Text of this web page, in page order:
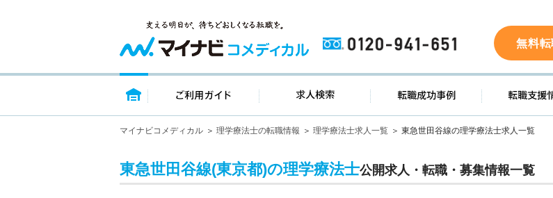
0120-941-651 無料
トップページ ご利用ガイド 求人検索 転職成功事例
マイナビコメディカル 理学療法士の転職情報 理学療法士求人一覧 東急世田谷線の理学療法士求人一覧
東急世田谷線(東京都)の理学療法士公開求人・転職・募集情報一覧